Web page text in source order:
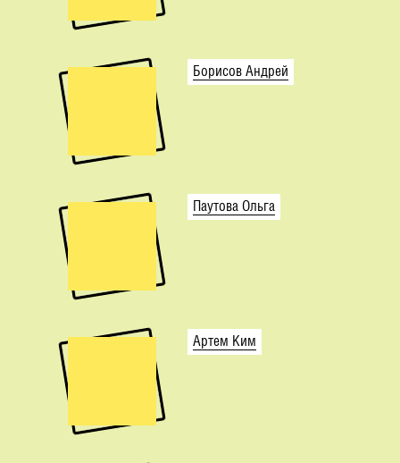
Борисов Андрей
Паутова Ольга
Артем Ким